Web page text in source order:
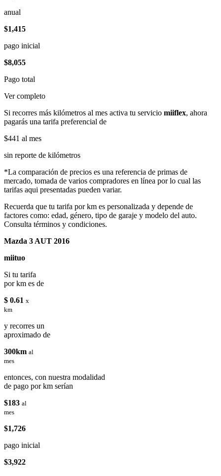
anual
$1,415
pago inicial
$8,055
Pago total
Ver completo
Si recorres más kilómetros al mes activa tu servicio miiflex, ahora
pagarás una tarifa preferencial de
$441 al mes
sin reporte de kilómetros
*La comparación de precios es una referencia de primas de
mercado, tomada de varios compradores en línea por lo cual las
tarifas aqui presentadas pueden variar.
Recuerda que tu tarifa por km es personalizada y depende de
factores como: edad, género, tipo de garaje y modelo del auto.
Consulta términos y condiciones.
Mazda 3 AUT 2016
miituo
Si tu tarifa
por km es de
$ 0.61 x
km
y recorres un
aproximado de
300km al
mes
entonces, con nuestra modalidad
de pago por km serían
$183 al
mes
$1,726
pago inicial
$3,922